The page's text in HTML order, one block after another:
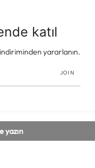
katıl
yararlanın.
JOIN
yazın